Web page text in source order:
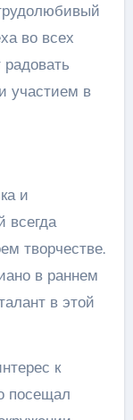
во всех
участием в
и
всегда
творчестве.
в раннем
в этой
к
посещал